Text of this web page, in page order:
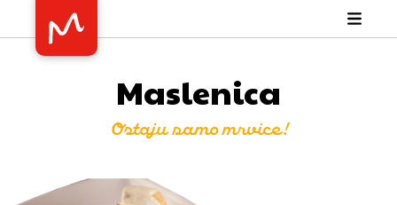
Maslenica
Ostaju samo mrvice!